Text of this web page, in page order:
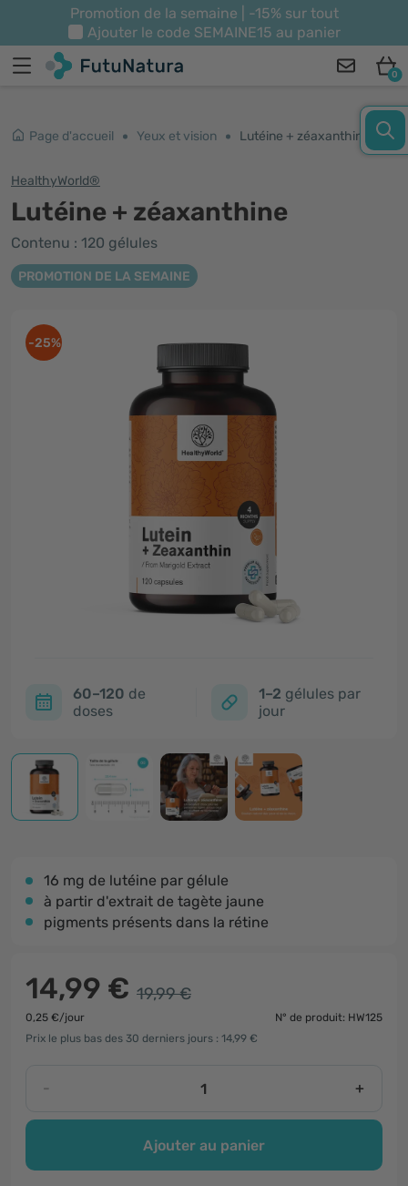
Promotion de la semaine | -15% sur tout
Ajouter le code SEMAINE15 au panier
0
Page d'accueil Yeux et vision Lutéine + zéaxanthine
HealthyWorld®
Lutéine + zéaxanthine
Contenu : 120 gélules
PROMOTION DE LA SEMAINE
-25%
60–120 de
doses
1–2 gélules par
jour
16 mg de lutéine par gélule
à partir d'extrait de tagète jaune
pigments présents dans la rétine
14,99 € 19,99 €
0,25 €/jour
N° de produit: HW125
Prix le plus bas des 30 derniers jours : 14,99 €
- +
Ajouter au panier